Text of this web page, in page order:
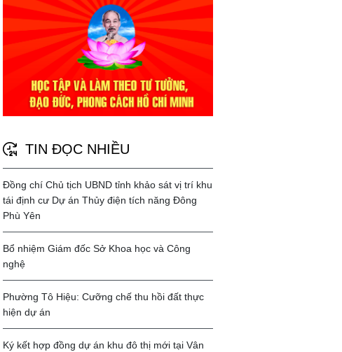
TIN ĐỌC NHIỀU
Đồng chí Chủ tịch UBND tỉnh khảo sát vị trí khu
tái định cư Dự án Thủy điện tích năng Đông
Phù Yên
Bổ nhiệm Giám đốc Sở Khoa học và Công
nghệ
Phường Tô Hiệu: Cưỡng chế thu hồi đất thực
hiện dự án
Ký kết hợp đồng dự án khu đô thị mới tại Vân